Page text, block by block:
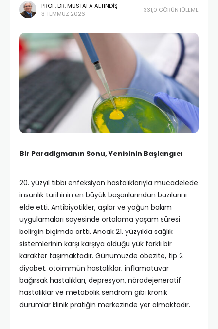
PROF. DR. MUSTAFA ALTINDIŞ
3 TEMMUZ 2026
331,0 GÖRÜNTÜLEME
Bir Paradigmanın Sonu, Yenisinin Başlangıcı
20. yüzyıl tıbbı enfeksiyon hastalıklarıyla mücadelede
insanlık tarihinin en büyük başarılarından bazılarını
elde etti. Antibiyotikler, aşılar ve yoğun bakım
uygulamaları sayesinde ortalama yaşam süresi
belirgin biçimde arttı. Ancak 21. yüzyılda sağlık
sistemlerinin karşı karşıya olduğu yük farklı bir
karakter taşımaktadır. Günümüzde obezite, tip 2
diyabet, otoimmün hastalıklar, inflamatuvar
bağırsak hastalıkları, depresyon, nörodejeneratif
hastalıklar ve metabolik sendrom gibi kronik
durumlar klinik pratiğin merkezinde yer almaktadır.